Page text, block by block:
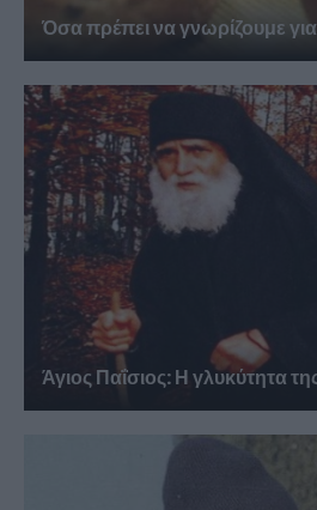
Όσα πρέπει να γνωρίζουμε
Άγιος Παΐσιος: Η γλυκύτητα